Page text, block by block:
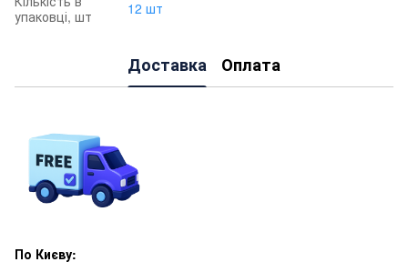
упаковці, шт
12 шт
Доставка Оплата
По Києву: